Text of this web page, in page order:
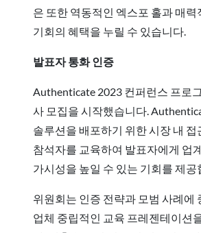
은 또한 역동적인 엑스포 홀과 매력
기회의 혜택을 누릴 수 있습니다.
발표자 통화 인증
Authenticate 2023 컨퍼런스 프로
사 모집을 시작했습니다.
솔루션을 배포하기 위한 시장 내 접
참석자를 교육하여 발표자에게 업
가시성을 높일 수 있는 기회를 제공
위원회는 인증 전략과 모범 사례에
업체 중립적인 교육 프레젠테이션